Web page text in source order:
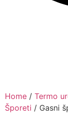
Home / Termo
Šporeti / Gasni